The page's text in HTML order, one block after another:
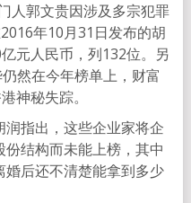
人郭文贵因涉及多宗犯罪
年10月31日发布的胡
元人民币，列132位。另
然在今年榜单上，财富
神秘失踪。
指出，这些企业家将企
结构而未能上榜，其中
后还不清楚能拿到多少